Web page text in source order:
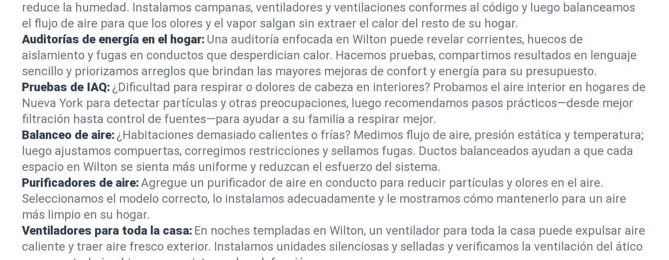
reduce la humedad. Instalamos campanas, ventiladores y ventilaciones conformes al código y luego balanceamos
el flujo de aire para que los olores y el vapor salgan sin extraer el calor del resto de su hogar.
Auditorías de energía en el hogar: Una auditoría enfocada en Wilton puede revelar corrientes, huecos de
aislamiento y fugas en conductos que desperdician calor. Hacemos pruebas, compartimos resultados en lenguaje
sencillo y priorizamos arreglos que brindan las mayores mejoras de confort y energía para su presupuesto.
Pruebas de IAQ: ¿Dificultad para respirar o dolores de cabeza en interiores? Probamos el aire interior en hogares de
Nueva York para detectar partículas y otras preocupaciones, luego recomendamos pasos prácticos—desde mejor
filtración hasta control de fuentes—para ayudar a su familia a respirar mejor.
Balanceo de aire: ¿Habitaciones demasiado calientes o frías? Medimos flujo de aire, presión estática y temperatura;
luego ajustamos compuertas, corregimos restricciones y sellamos fugas. Ductos balanceados ayudan a que cada
espacio en Wilton se sienta más uniforme y reduzcan el esfuerzo del sistema.
Purificadores de aire:Agregue un purificador de aire en conducto para reducir partículas y olores en el aire.
Seleccionamos el modelo correcto, lo instalamos adecuadamente y le mostramos cómo mantenerlo para un aire
más limpio en su hogar.
Ventiladores para toda la casa: En noches templadas en Wilton, un ventilador para toda la casa puede expulsar aire
caliente y traer aire fresco exterior. Instalamos unidades silenciosas y selladas y verificamos la ventilación del ático